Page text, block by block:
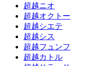
超越ニオ
超越オクトー
超越シエテ
超越シス
超越フュンフ
超越カトル